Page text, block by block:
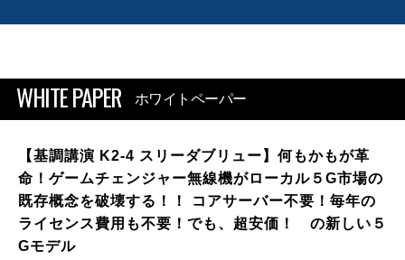
WHITE PAPER ホワイトペーパー
【基調講演 K2-4 スリーダブリュー】何もかもが革
命！ゲームチェンジャー無線機がローカル５G市場の
既存概念を破壊する！！ コアサーバー不要！毎年の
ライセンス費用も不要！でも、超安価！ の新しい５
Gモデル